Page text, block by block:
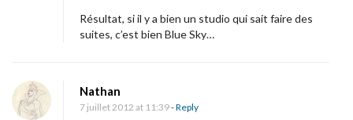
a
e
4
:
Résultat, si il y a bien un studio qui sait faire des
suites, c’est bien Blue Sky…
Nathan
7 juillet 2012 at 11:39- Reply